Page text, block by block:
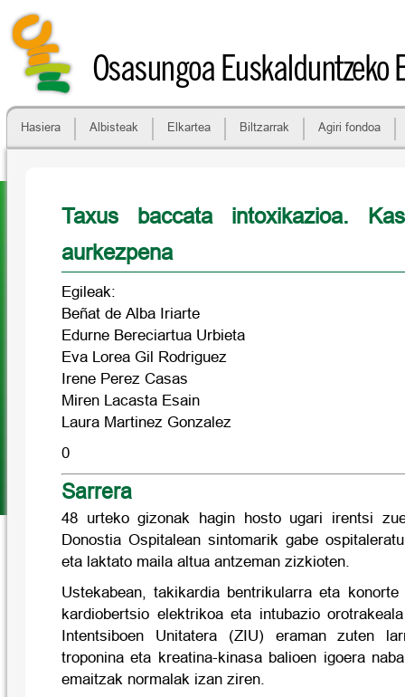
Osasungoa Euskalduntzeko
Hasiera Albisteak Elkartea Biltzarrak Agiri fondoa
Taxus baccata intoxikazioa.
aurkezpena
Egileak:
Beñat de Alba Iriarte
Edurne Bereciartua Urbieta
Eva Lorea Gil Rodriguez
Irene Perez Casas
Miren Lacasta Esain
Laura Martinez Gonzalez
0
Sarrera
48 urteko gizonak hagin hosto ugari irentsi
Donostia Ospitalean sintomarik gabe
eta laktato maila altua antzeman zizkioten.
Ustekabean, takikardia bentrikularra eta
kardiobertsio elektrikoa eta intubazio
Intentsiboen Unitatera (ZIU) eraman zuten
troponina eta kreatina-kinasa balioen igoera
emaitzak normalak izan ziren.